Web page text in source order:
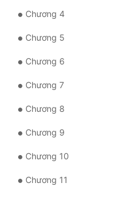
Võng Du
Xuyên Không
Xuyên Nhanh
Xuyên Sách
Chương 4
Chương 5
Chương 6
Chương 7
Chương 8
Chương 9
Chương 10
Chương 11